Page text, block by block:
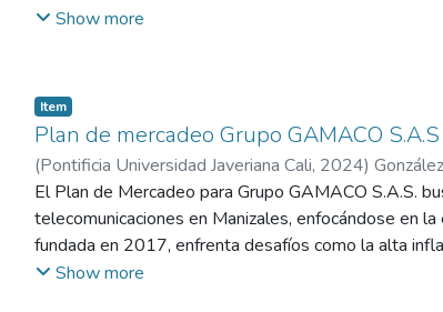
gastronomía y hoteles apetecidos para el descanso
reconocido como la cuna de la palma de cera, ubicadas
en el Valle del Cócora.
Hasta la fecha el hotel cuenta con 13 habitaciones
También cuenta con una zona amplia de cultivos de
para recorridos alrededor del hotel.
Show more
Item
Plan de mercadeo Grupo GAMACO S.A.S
(Pontificia Universidad Javeriana Cali, 2024)
El Plan de Mercadeo para Grupo GAMACO S.A.S.
telecomunicaciones en Manizales, enfocándose en
fundada en 2017, enfrenta desafíos como la alta
tecnologías emergentes como la inteligencia
Show more